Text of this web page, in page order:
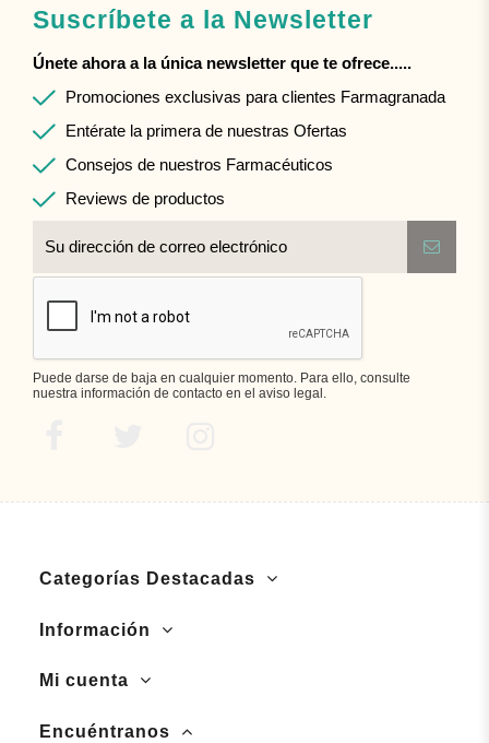
Suscríbete a la Newsletter
Únete ahora a la única newsletter que te ofrece.....
Promociones exclusivas para clientes Farmagranada
Entérate la primera de nuestras Ofertas
Consejos de nuestros Farmacéuticos
Reviews de productos
Puede darse de baja en cualquier momento. Para ello, consulte
nuestra información de contacto en el aviso legal.
Categorías Destacadas
Información
Mi cuenta
Encuéntranos